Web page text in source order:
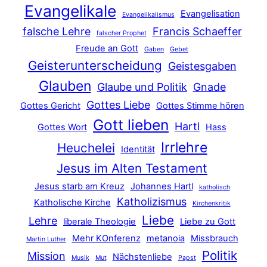
Evangelikale Evangelikalismus Evangelisation
falsche Lehre falscher Prophet Francis Schaeffer
Freude an Gott Gaben Gebet
Geisterunterscheidung Geistesgaben
Glauben Glaube und Politik Gnade
Gottes Gericht Gottes Liebe Gottes Stimme hören
Gottes Wort
Gott lieben Hartl Hass
Heuchelei Identität Irrlehre
Jesus im Alten Testament
Jesus starb am Kreuz Johannes Hartl katholisch
Katholische Kirche Katholizismus Kirchenkritik
Lehre liberale Theologie Liebe Liebe zu Gott
Martin Luther Mehr KOnferenz metanoia Missbrauch
Mission Musik Mut Nächstenliebe Papst Politik